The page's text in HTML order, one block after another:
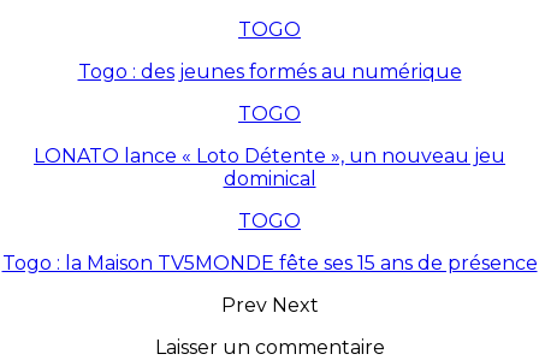
TOGO
Togo : des jeunes formés au numérique
TOGO
LONATO lance « Loto Détente », un nouveau jeu
dominical
TOGO
Togo : la Maison TV5MONDE fête ses 15 ans de présence
Prev Next
Laisser un commentaire